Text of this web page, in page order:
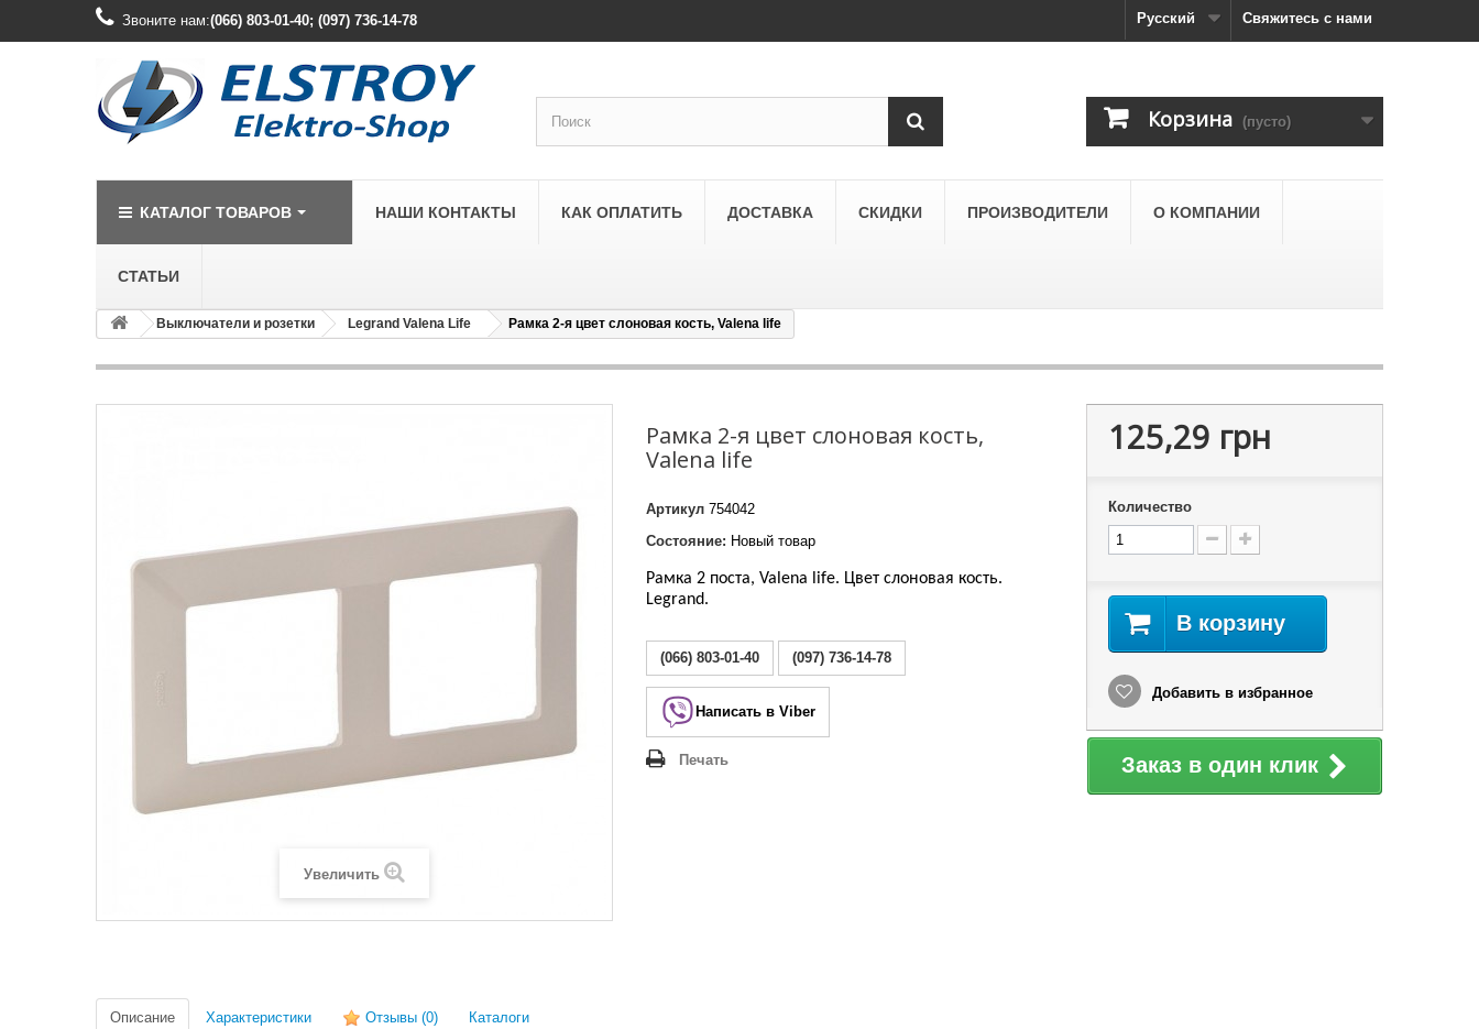
Свяжитесь с нами
Звоните нам:(066) 803-01-40; (097) 736-14-78 Русский
Корзина (пусто)
КАТАЛОГ ТОВАРОВ
LEGRAND
Legrand SUNO
Legrand Valena Classic
SCHNEIDER ELECTRIC
LEZARD
Lezard Deriy
НАШИ КОНТАКТЫ КАК ОПЛАТИТЬ ДОСТАВКА СКИДКИ ПРОИЗВОДИТЕЛИ О КОМПАНИИ
СТАТЬИ
Выключатели и розетки Legrand Valena Life Рамка 2-я цвет слоновая кость, Valena life
Увеличить
Рамка 2-я цвет слоновая кость,
Valena life
Артикул 754042
Состояние: Новый товар
Рамка 2 поста, Valena life. Цвет слоновая кость.
Legrand.
(066) 803-01-40 (097) 736-14-78
Написать в Viber
Печать
125,29 грн
Количество
В корзину
Добавить в избранное
Заказ в один клик
Описание Характеристики Отзывы (0) Каталоги